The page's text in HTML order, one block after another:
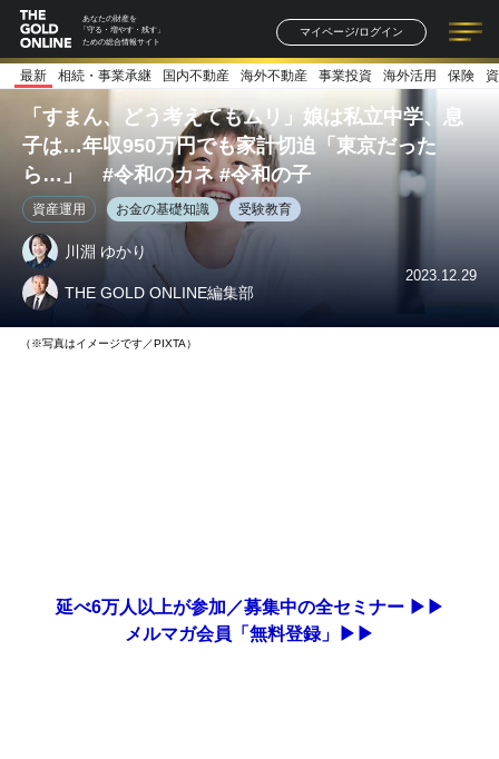
あなたの財産を
「守る・増やす・残す」
ための総合情報サイト
マイページ/ログイン
記事一覧 連載一覧
著者一覧 書籍一覧
最新 相続・事業承継 国内不動産 海外不動産 事業投資 海外活用 保険
「すまん、どう考えてもムリ」娘は私立中学、息
子は…年収950万円でも家計切迫「東京だった
ら…」 #令和のカネ #令和の子
資産運用 お金の基礎知識 受験教育
川淵 ゆかり
THE GOLD ONLINE編集部
2023.12.29
（※写真はイメージです／PIXTA）
延べ6万人以上が参加／募集中の全セミナー ▶▶
メルマガ会員「無料登録」▶▶